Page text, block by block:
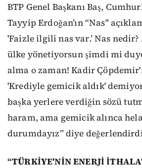
BTP Genel Başkanı Baş,
Tayyip Erdoğan’ın “Nas"
'Faizle ilgili nas var.’ Nas nedir?
ülke yönetiyorsun şimdi mi
alma o zaman! Kadir
'Krediyle gemicik aldık'
başka yerlere verdiğin sözü
haram, ama gemicik alınca
durumdayız” diye
“TÜRKİYE'NİN ENERJİ